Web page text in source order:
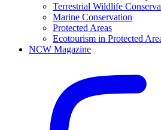
Terrestrial Wildlife
Marine Conservation
Protected Areas
Ecotourism in Protected
NCW Magazine